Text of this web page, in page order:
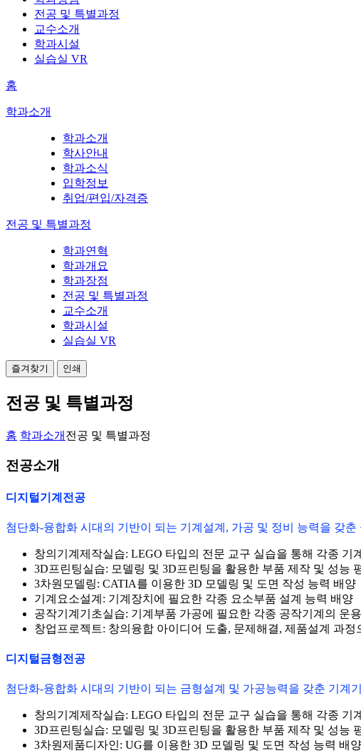
전공 및 특별과정
교수소개
학과시설
실습실 VR
홈
학과소개
학과소개
학사안내
학과소식
입학정보
취업/편입/자격증
전공 및 특별과정
학과연혁
학과개요
학과장점
전공 및 특별과정
교수소개
학과시설
실습실 VR
즐겨찾기 인쇄
전공 및 특별과정
홈 학과소개 전공 및 특별과정
전공소개
디지털기계전공
첨단화-융합화 시대의 기반이 되는 기계설계, 가공 및 정비 능력을 갖춘
창의기계제작실습: LEGO 타입의 전문 교구 실습을 통해 각종 기
3D프린팅실습: 모델링 및 3D프린팅을 활용한 부품 제작 및 성능
3차원모델링: CATIA를 이용한 3D 모델링 및 도면 작성 능력 배양
기계요소설계: 기계장치에 필요한 각종 요소부품 설계 능력 배양
공작기계기초실습: 기계부품 가공에 필요한 각종 공작기계의 운
창업프로젝트: 창의융합 아이디어 도출, 문제해결, 제품설계 과
디지털금형전공
첨단화-융합화 시대의 기반이 되는 금형설계 및 가공능력을 갖춘 기계
창의기계제작실습: LEGO 타입의 전문 교구 실습을 통해 각종 기
3D프린팅실습: 모델링 및 3D프린팅을 활용한 부품 제작 및 성능
3차원제품디자인: UG를 이용한 3D 모델링 및 도면 작성 능력 배양